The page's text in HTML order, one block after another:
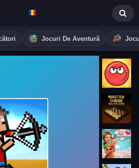
Jocuri De Aventură